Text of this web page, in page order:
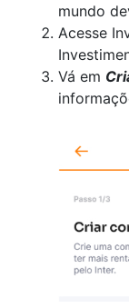
mundo
Acesse
Vá em